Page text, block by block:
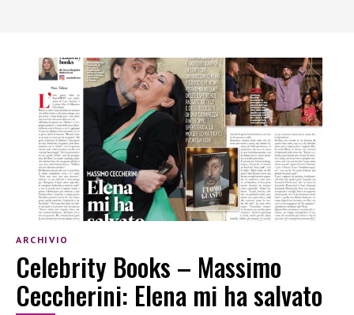
ARCHIVIO
Celebrity Books – Massimo
Ceccherini: Elena mi ha salvato